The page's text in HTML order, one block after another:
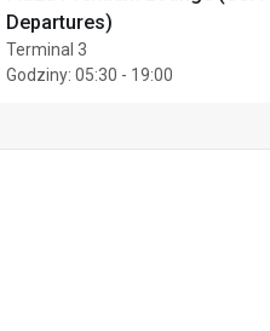
Departures)
Terminal 3
Godziny: 05:30 - 19:00